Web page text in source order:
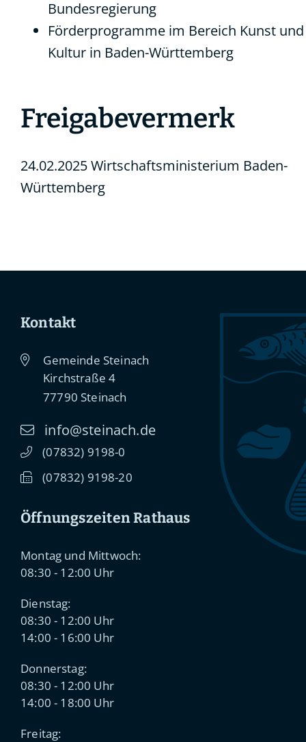
Bundesregierung
Förderprogramme im Bereich Kunst und
Kultur in Baden-Württemberg
Freigabevermerk
24.02.2025 Wirtschaftsministerium Baden-
Württemberg
Kontakt
Gemeinde Steinach
Kirchstraße 4
77790 Steinach
info@steinach.de
(07832) 91 98-0
(07832) 91 98-20
Öffnungszeiten Rathaus
Montag und Mittwoch:
08:30 - 12:00 Uhr
Dienstag:
08:30 - 12:00 Uhr
14:00 - 16:00 Uhr
Donnerstag:
08:30 - 12:00 Uhr
14:00 - 18:00 Uhr
Freitag: